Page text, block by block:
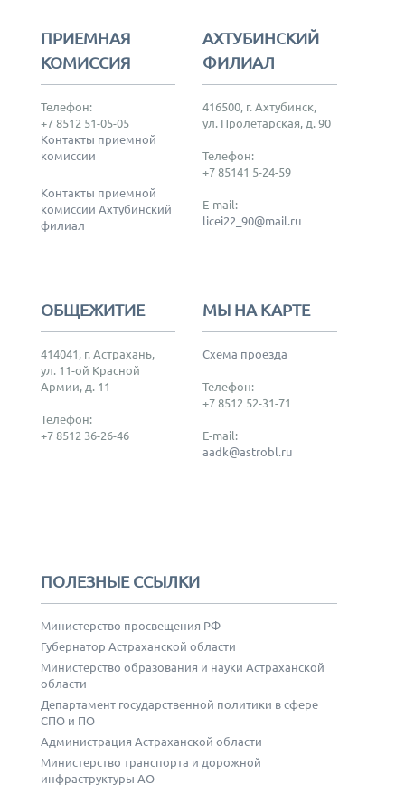
ПРИЕМНАЯ
КОМИССИЯ
Телефон:
+7 8512 51-05-05
Контакты приемной
комиссии
Контакты приемной
комиссии Ахтубинский
филиал
АХТУБИНСКИЙ
ФИЛИАЛ
416500, г. Ахтубинск,
ул. Пролетарская, д. 90
Телефон:
+7 85141 5-24-59
E-mail:
licei22_90@mail.ru
ОБЩЕЖИТИЕ
414041, г. Астрахань,
ул. 11-ой Красной
Армии, д. 11
Телефон:
+7 8512 36-26-46
МЫ НА КАРТЕ
Схема проезда
Телефон:
+7 8512 52-31-71
E-mail:
aadk@astrobl.ru
ПОЛЕЗНЫЕ ССЫЛКИ
Министерство просвещения РФ
Губернатор Астраханской области
Министерство образования и науки Астраханской
области
Департамент государственной политики в сфере
СПО и ПО
Администрация Астраханской области
Министерство транспорта и дорожной
инфраструктуры АО